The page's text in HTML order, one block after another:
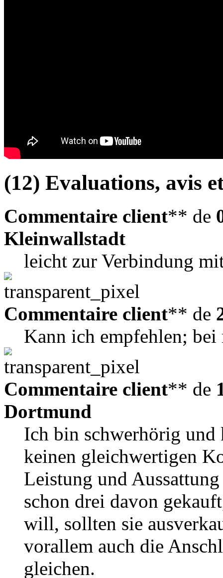
(12) Evaluations, avis
Commentaire client** de
Kleinwallstadt
leicht zur Verbindung
Commentaire client** de
Kann ich empfehlen;
Commentaire client** de
Dortmund
Ich bin schwerhörig und
keinen gleichwertigen
Leistung und
schon drei davon
will, sollten sie
vorallem auch die
gleichen.